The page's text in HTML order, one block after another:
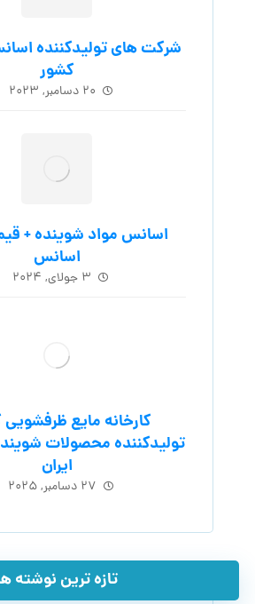
شرکت های تولیدکننده
کشور
۲۰ دسامبر, ۲۰۲۳
اسانس مواد شوینده +
اسانس
۳ جولای, ۲۰۲۴
کارخانه مایع ظرفشویی
تولیدکننده محصولات
ایران
۲۷ دسامبر, ۲۰۲۵
تازه ترین نوشته